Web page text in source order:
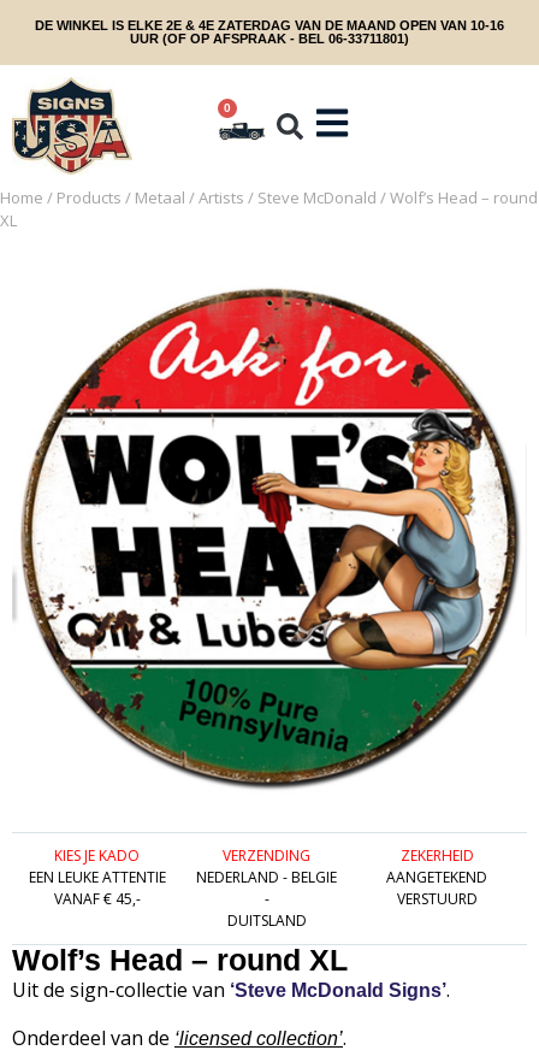
DE WINKEL IS ELKE 2E & 4E ZATERDAG VAN DE MAAND OPEN VAN 10-16
UUR (OF OP AFSPRAAK - BEL 06-33711801)
0
Home / Products / Metaal /Artists / Steve McDonald / Wolf’s Head – round
XL
KIES JE KADO
EEN LEUKE ATTENTIE
VANAF € 45,-
VERZENDING
NEDERLAND - BELGIE
-
DUITSLAND
ZEKERHEID
AANGETEKEND
VERSTUURD
Wolf’s Head – round XL
Uit de sign-collectie van ‘Steve McDonald Signs’.
Onderdeel van de ‘licensed collection’.